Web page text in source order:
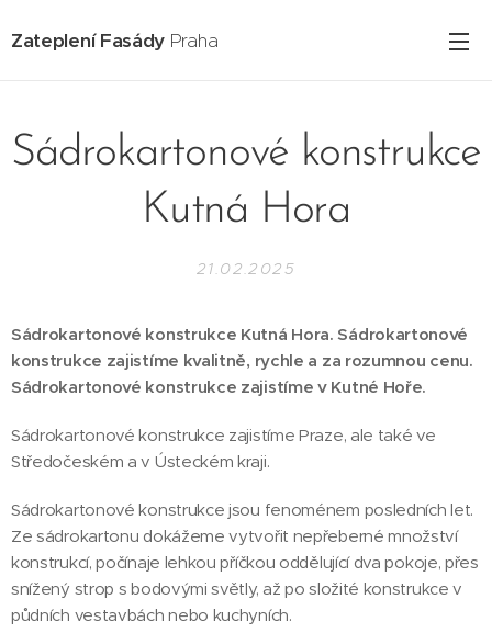
Zateplení Fasády Praha
Sádrokartonové konstrukce
Kutná Hora
21.02.2025
Sádrokartonové konstrukce Kutná Hora. Sádrokartonové
konstrukce zajistíme kvalitně, rychle a za rozumnou cenu.
Sádrokartonové konstrukce zajistíme v Kutné Hoře.
Sádrokartonové konstrukce zajistíme Praze, ale také ve
Středočeském a v Ústeckém kraji.
Sádrokartonové konstrukce jsou fenoménem posledních let.
Ze sádrokartonu dokážeme vytvořit nepřeberné množství
konstrukcí, počínaje lehkou příčkou oddělující dva pokoje, přes
snížený strop s bodovými světly, až po složité konstrukce v
půdních vestavbách nebo kuchyních.